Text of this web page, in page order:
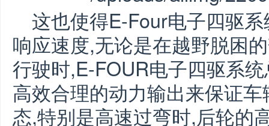
这也使得E-Four电子四驱
响应速度,无论是在越野脱困
行驶时,E-FOUR电子四驱系
高效合理的动力输出来保证
态,特别是高速过弯时,后轮的